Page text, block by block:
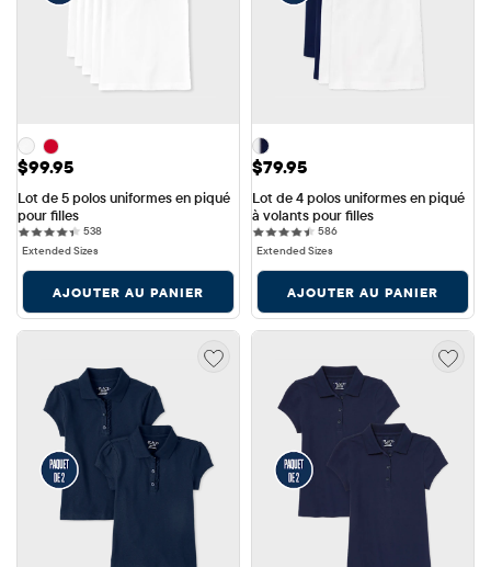
Prix: $99.95
$99.95
Lot de 5 polos uniformes en piqué
pour filles
538538 reviews
Extended Sizes
AJOUTER AU PANIER
Prix: $79.95
$79.95
Lot de 4 polos uniformes en piqué
à volants pour filles
586586 reviews
Extended Sizes
AJOUTER AU PANIER